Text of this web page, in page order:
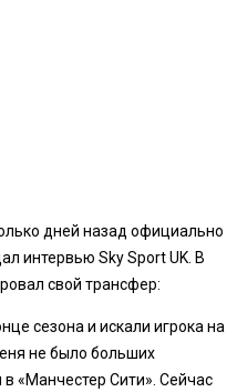
дней назад официально
интервью Sky Sport UK. В
свой трансфер:
сезона и искали игрока на
не было больших
«Манчестер Сити». Сейчас